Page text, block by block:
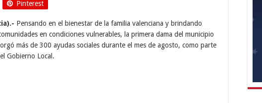
Pinterest
Pensando en el bienestar de la familia valenciana y brindando
en condiciones vulnerables, la primera dama del municipio
más de 300 ayudas sociales durante el mes de agosto, como parte
Gobierno Local.